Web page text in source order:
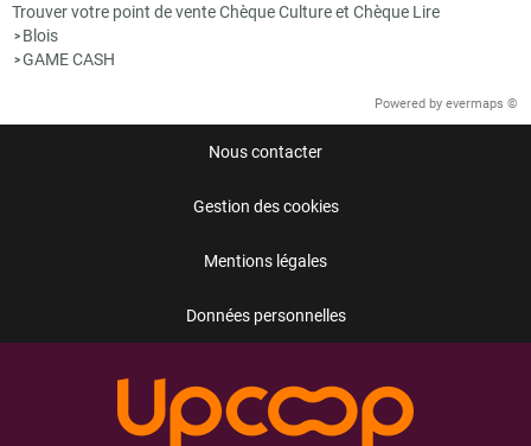
Trouver votre point de vente Chèque Culture et Chèque Lire
> Blois
>GAME CASH
Powered by evermaps ©
Nous contacter
Gestion des cookies
Mentions légales
Données personnelles